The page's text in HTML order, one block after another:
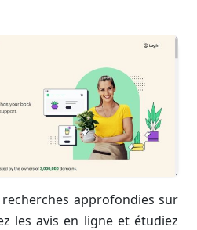
approfondies sur
les avis en ligne et étudiez